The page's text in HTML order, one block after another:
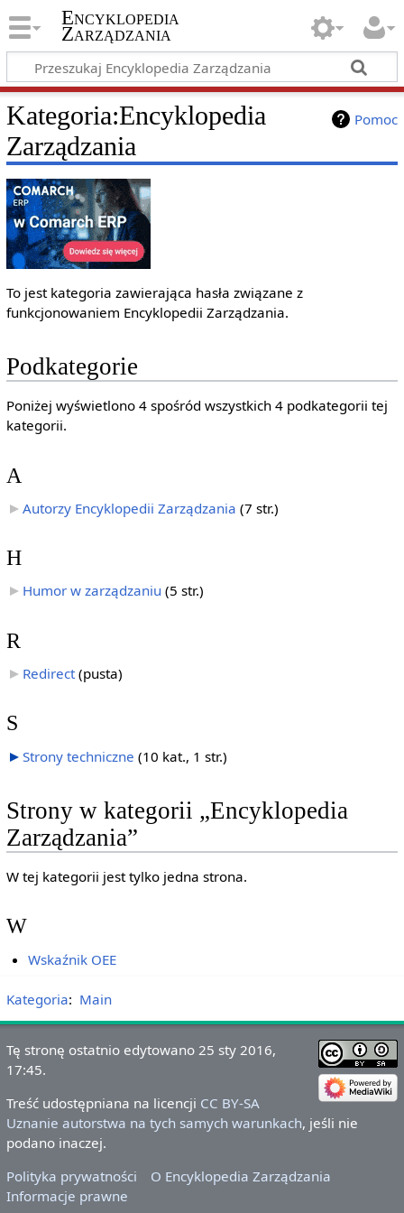
Encyklopedia
Zarządzania
Pomoc
Kategoria:Encyklopedia
Zarządzania
To jest kategoria zawierająca hasła związane z
funkcjonowaniem Encyklopedii Zarządzania.
Podkategorie
Poniżej wyświetlono 4 spośród wszystkich 4 podkategorii tej
kategorii.
A
Autorzy Encyklopedii Zarządzania (7 str.)
H
Humor w zarządzaniu (5 str.)
R
Redirect‎(pusta)
S
Strony techniczne (10 kat., 1 str.)
Strony w kategorii „Encyklopedia
Zarządzania”
W tej kategorii jest tylko jedna strona.
W
Wskaźnik OEE
Kategoria: Main
Tę stronę ostatnio edytowano 25 sty 2016,
17:45.
Treść udostępniana na licencji CC BY-SA
Uznanie autorstwa na tych samych warunkach, jeśli nie
podano inaczej.
Polityka prywatności
O Encyklopedia Zarządzania
Informacje prawne